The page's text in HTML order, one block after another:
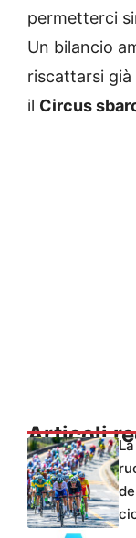
permetterci
Un bilancio
riscattarsi già
il Circus
Articoli